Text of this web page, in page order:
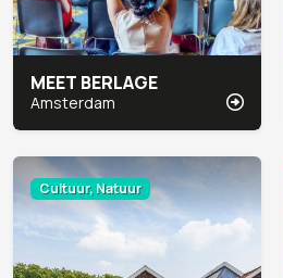
MEET BERLAGE
Amsterdam
Cultuur, Natuur